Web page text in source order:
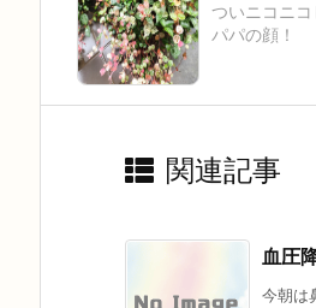
ついニコニ
パパの顔！
関連記事
血圧
今朝は